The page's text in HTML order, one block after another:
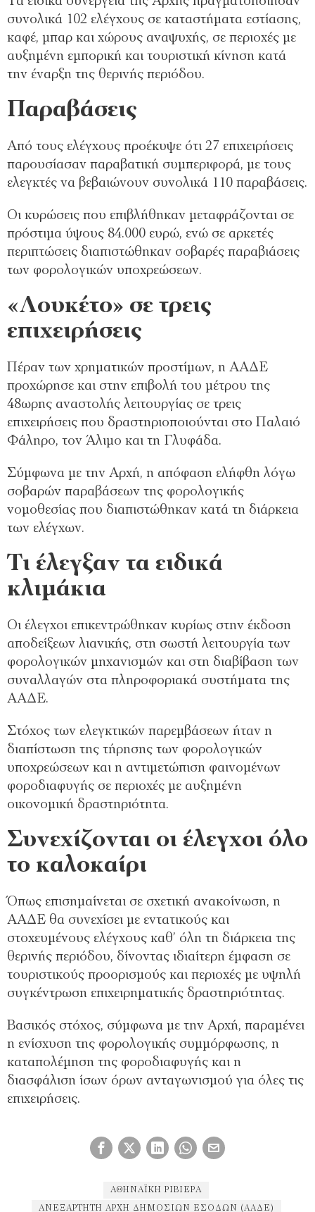
συνολικά 102 ελέγχους σε καταστήματα εστίασης,
καφέ, μπαρ και χώρους αναψυχής, σε περιοχές με
αυξημένη εμπορική και τουριστική κίνηση κατά
την έναρξη της θερινής περιόδου.
Παραβάσεις
Από τους ελέγχους προέκυψε ότι 27 επιχειρήσεις
παρουσίασαν παραβατική συμπεριφορά, με τους
ελεγκτές να βεβαιώνουν συνολικά 110 παραβάσεις.
Οι κυρώσεις που επιβλήθηκαν μεταφράζονται σε
πρόστιμα ύψους 84.000 ευρώ, ενώ σε αρκετές
περιπτώσεις διαπιστώθηκαν σοβαρές παραβιάσεις
των φορολογικών υποχρεώσεων.
«Λουκέτο» σε τρεις
επιχειρήσεις
Πέραν των χρηματικών προστίμων, η ΑΑΔΕ
προχώρησε και στην επιβολή του μέτρου της
48ωρης αναστολής λειτουργίας σε τρεις
επιχειρήσεις που δραστηριοποιούνται στο Παλαιό
Φάληρο, τον Άλιμο και τη Γλυφάδα.
Σύμφωνα με την Αρχή, η απόφαση ελήφθη λόγω
σοβαρών παραβάσεων της φορολογικής
νομοθεσίας που διαπιστώθηκαν κατά τη διάρκεια
των ελέγχων.
Τι έλεγξαν τα ειδικά
κλιμάκια
Οι έλεγχοι επικεντρώθηκαν κυρίως στην έκδοση
αποδείξεων λιανικής, στη σωστή λειτουργία των
φορολογικών μηχανισμών και στη διαβίβαση των
συναλλαγών στα πληροφοριακά συστήματα της
ΑΑΔΕ.
Στόχος των ελεγκτικών παρεμβάσεων ήταν η
διαπίστωση της τήρησης των φορολογικών
υποχρεώσεων και η αντιμετώπιση φαινομένων
φοροδιαφυγής σε περιοχές με αυξημένη
οικονομική δραστηριότητα.
Συνεχίζονται οι έλεγχοι όλο
το καλοκαίρι
Όπως επισημαίνεται σε σχετική ανακοίνωση, η
ΑΑΔΕ θα συνεχίσει με εντατικούς και
στοχευμένους ελέγχους καθ’ όλη τη διάρκεια της
θερινής περιόδου, δίνοντας ιδιαίτερη έμφαση σε
τουριστικούς προορισμούς και περιοχές με υψηλή
συγκέντρωση επιχειρηματικής δραστηριότητας.
Βασικός στόχος, σύμφωνα με την Αρχή, παραμένει
η ενίσχυση της φορολογικής συμμόρφωσης, η
καταπολέμηση της φοροδιαφυγής και η
διασφάλιση ίσων όρων ανταγωνισμού για όλες τις
επιχειρήσεις.
ΑΘΗΝΑΪΚΉ ΡΙΒΙΈΡΑ
ΑΝΕΞΆΡΤΗΤΗ ΑΡΧΉ ΔΗΜΟΣΊΩΝ ΕΣΌΔΩΝ (ΑΑΔΕ)